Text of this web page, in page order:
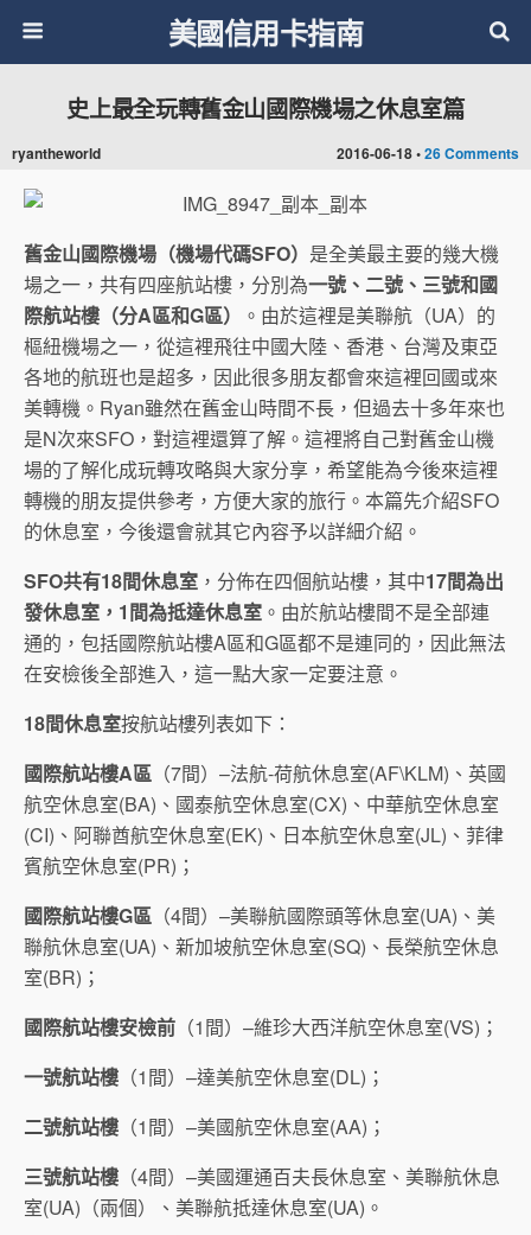
美國信用卡指南
2016-06-18 •26 Comments
史上最全玩轉舊金山國際機場之休息室篇
ryantheworld
舊金山國際機場（機場代碼SFO） 是全美最主要的幾大機
場之一，共有四座航站樓，分別為一號、二號、三號和國
際航站樓（分A區和G區）
。由於這裡是美聯航（UA）的
樞紐機場之一，從這裡飛往中國大陸、香港、台灣及東亞
各地的航班也是超多，因此很多朋友都會來這裡回國或來
美轉機。Ryan雖然在舊金山時間不長，但過去十多年來也
是N次來SFO，對這裡還算了解。這裡將自己對舊金山機
場的了解化成玩轉攻略與大家分享，希望能為今後來這裡
轉機的朋友提供參考，方便大家的旅行。本篇先介紹SFO
的休息室，今後還會就其它內容予以詳細介紹。
SFO共有18間休息室 ，分佈在四個航站樓，其中17間為出
發休息室， 1間為抵達休息室 。由於航站樓間不是全部連
通的，包括國際航站樓A區和G區都不是連同的，因此無法
在安檢後全部進入，這一點大家一定要注意。
18間休息室按航站樓列表如下：
國際航站樓A區 （7間）–法航-荷航休息室(AF\KLM)、英國
航空休息室(BA)、國泰航空休息室(CX)、中華航空休息室
(CI)、阿聯酋航空休息室(EK)、日本航空休息室(JL)、菲律
賓航空休息室(PR)；
國際航站樓G區 （4間）–美聯航國際頭等休息室(UA)、美
聯航休息室(UA)、新加坡航空休息室(SQ)、長榮航空休息
室(BR)；
國際航站樓安檢前 （1間）–維珍大西洋航空休息室(VS)；
一號航站樓 （1間）–達美航空休息室(DL)；
二號航站樓 （1間）–美國航空休息室(AA)；
三號航站樓 （4間）–美國運通百夫長休息室、美聯航休息
室(UA)（兩個）、美聯航抵達休息室(UA)。